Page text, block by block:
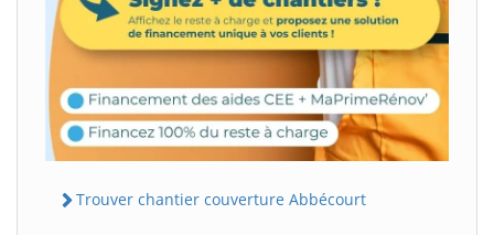
Trouver chantier couverture Abbécourt